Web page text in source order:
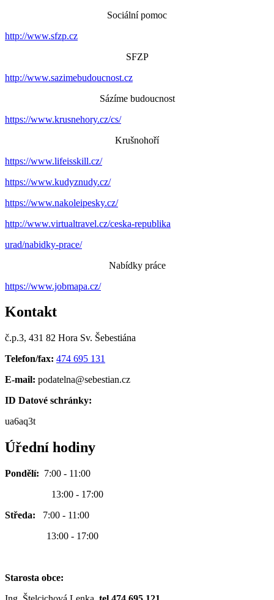
Sociální pomoc
http://www.sfzp.cz
SFZP
http://www.sazimebudoucnost.cz
Sázíme budoucnost
https://www.krusnehory.cz/cs/
Krušnohoří
https://www.lifeisskill.cz/
https://www.kudyznudy.cz/
https://www.nakoleipesky.cz/
http://www.virtualtravel.cz/ceska-republika
urad/nabidky-prace/
Nabídky práce
https://www.jobmapa.cz/
Kontakt
č.p.3, 431 82 Hora Sv. Šebestiána
Telefon/fax: 474 695 131
E-mail: podatelna@sebestian.cz
ID Datové schránky:
ua6aq3t
Úřední hodiny
Pondělí: 7:00 - 11:00
13:00 - 17:00
Středa: 7:00 - 11:00
13:00 - 17:00
Starosta obce: